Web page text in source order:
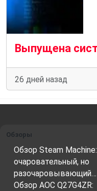
26 дней назад
Обзоры
Обзор Steam Machine:
очаровательный, но
разочаровывающий…
Обзор AOC Q27G4ZR: